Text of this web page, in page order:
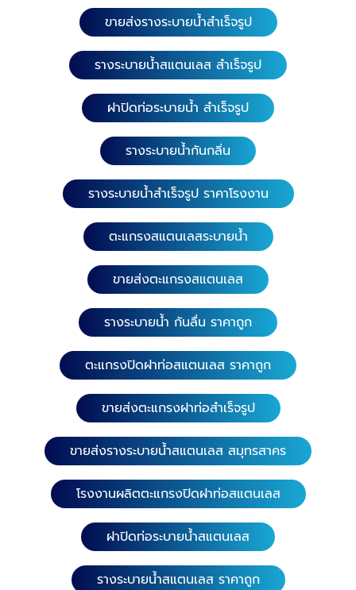
ตะแกรงฝาท่อสแตนเลส (ลายนูนกลมกันลื่นแถบเขียว)
เกรดสแตนเลส 304 หนา 1.5 มิล. ความยาว 116 ซม. หน้า
กว้าง 15 และ 20 ซม. ความยาว 58 ซม. หน้ากว้าง 15,
20, 25, 30 ซม. เกรดสแตนเลส 201 หนา 1.5 มิล. ความ
ยาว 58 ซม. หน้ากว้าง 15, 20 และ 30 ซม. 4. ตะแกรง
ฝาท่อสแตนเลส (ลายแคปซูล) เกรดสแตนเลส 304 หนา
ความยาว 58 ซม. หน้ากว้าง 15 และ 20 ซม. 5. ตะแกรง
ฝาท่อสแตนเลส (ลายแคปซูลคู่) เกรดสแตนเลส 304
หนา 2.0 มิล. เสริมคานด้านล่าง 4 จุด ความยาว 116 ซม.
หน้ากว้าง 15 และ 20 ซม. ​ 6. ตะแกรงฝาท่อสแตนเลส
(ลายรูกลม) เกรดสแตนเลส 304 หนา 1.5 มิล. ความยาว
116 ซม. หน้ากว้าง 10 ซม. ความยาว 58 ซม. หน้ากว้าง
รดสแตนเลส 304 หนา 1.5 มิล. ความยาว 100 ซม. หน้า
ตะแกรงฝาท่อสแตนเลส (ลายแคปซูลหน้าเรียบ) เกรดส
แตนเลส 304 หนา 1.5 มิล.
ความยาว 100 ซม. หน้ากว้าง 10 ซม.
ความยาว 58 ซม. หน้ากว้าง 10 ซม. 9. รางระบายน้ำ
(สำเร็จรูป) เกรดสแตนเลส 304 หนา 1.0 มิล. ความยาว
สูง 15 ซม. เกรดสแตนเลส 1803 หนา 1.0 มิล. ความยาว
100 ซม. หน้ากว้าง 10 ซม. ความสูง 9 ซม. ความยาว
100 ซม. หน้ากว้าง 15,20 และ 25 ซม. ความสูง 15 ซม. ​​
ขายส่งรางระบายน้ำสำเร็จรูป
รางระบายน้ำสแตนเลส สำเร็จรูป
ฝาปิดท่อระบายน้ำ สำเร็จรูป
รางระบายน้ำกันกลิ่น
รางระบายน้ำสำเร็จรูป ราคาโรงงาน
ตะแกรงสแตนเลสระบายน้ำ
ขายส่งตะแกรงสแตนเลส
รางระบายน้ำ กันลื่น ราคาถูก
ตะแกรงปิดฝาท่อสแตนเลส ราคาถูก
ขายส่งตะแกรงฝาท่อสำเร็จรูป
ขายส่งรางระบายน้ำสแตนเลส สมุทรสาคร
โรงงานผลิตตะแกรงปิดฝาท่อสแตนเลส
ฝาปิดท่อระบายน้ำสแตนเลส
รางระบายน้ำสแตนเลส ราคาถูก